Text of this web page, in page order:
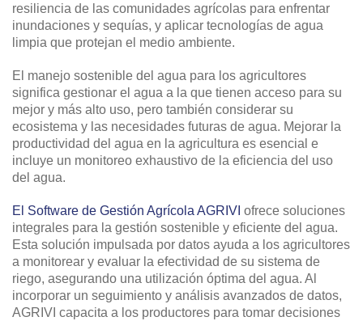
resiliencia de las comunidades agrícolas para enfrentar
inundaciones y sequías, y aplicar tecnologías de agua
limpia que protejan el medio ambiente.
El manejo sostenible del agua para los agricultores
significa gestionar el agua a la que tienen acceso para su
mejor y más alto uso, pero también considerar su
ecosistema y las necesidades futuras de agua. Mejorar la
productividad del agua en la agricultura es esencial e
incluye un monitoreo exhaustivo de la eficiencia del uso
del agua.
El Software de Gestión Agrícola AGRIVI ofrece soluciones
integrales para la gestión sostenible y eficiente del agua.
Esta solución impulsada por datos ayuda a los agricultores
a monitorear y evaluar la efectividad de su sistema de
riego, asegurando una utilización óptima del agua. Al
incorporar un seguimiento y análisis avanzados de datos,
AGRIVI capacita a los productores para tomar decisiones